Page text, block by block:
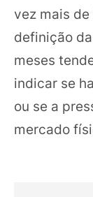
vez mais
definição
meses
indicar se
ou se a
mercado